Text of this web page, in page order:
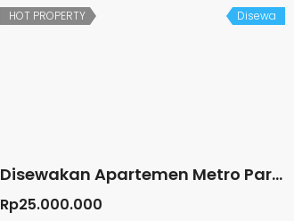
HOT PROPERTY Disewa
Disewakan Apartemen Metro Park Residence
Rp25.000.000